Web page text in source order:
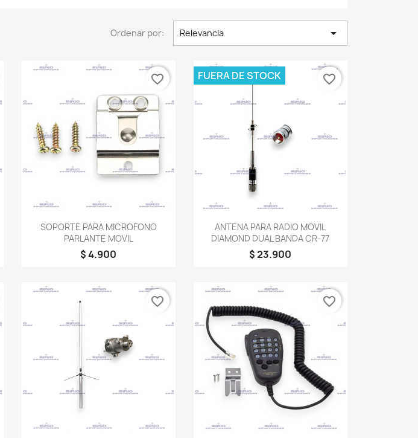
Ordenar por: Relevancia 
Vista rápida
SOPORTE PARA MICROFONO
PARLANTE MOVIL
$ 4.900
favorite_border
 Vista rápida
ANTENA PARA RADIO MOVIL
DIAMOND DUAL BANDA CR-77
$ 23.900
FUERA DE STOCK favorite_border
favorite_border favorite_border